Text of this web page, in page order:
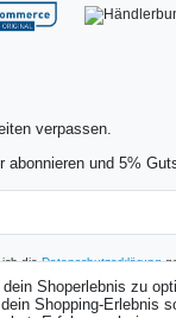
verpassen.
abonnieren und 5%
ich dieDaten­schutz­erklärung
widerrufen.**
Shoperlebnis zu
Shopping-Erlebnis